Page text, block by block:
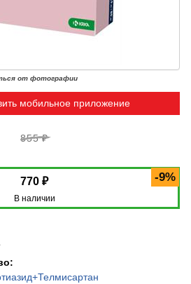
от фотографии
мобильное приложение
855 ₽
-9%
770 ₽
В наличии
: